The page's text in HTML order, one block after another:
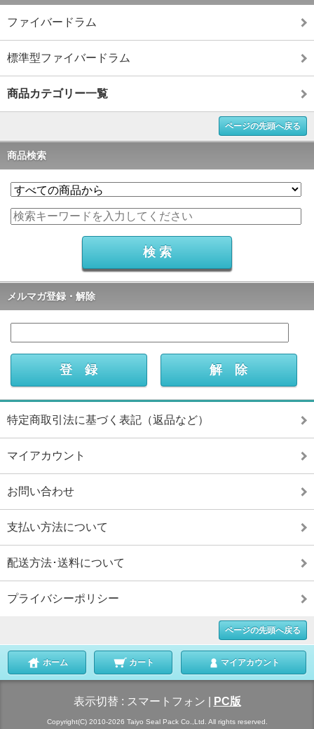
ファイバードラム
標準型ファイバードラム
商品カテゴリー一覧
ページの先頭へ戻る
商品検索
メルマガ登録・解除
特定商取引法に基づく表記（返品など）
マイアカウント
お問い合わせ
支払い方法について
配送方法･送料について
プライバシーポリシー
ページの先頭へ戻る
ホーム カート マイアカウント
表示切替 : スマートフォン PC版
Copyright(C) 2010-2026 Taiyo Seal Pack Co.,Ltd. All rights reserved.